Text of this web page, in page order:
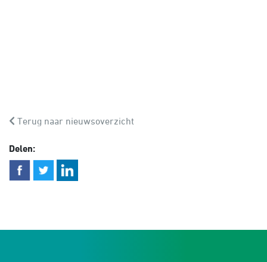
Terug naar nieuwsoverzicht
Delen: